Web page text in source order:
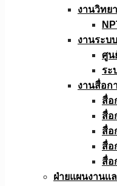
งานวิทย
งานระบ
ศูน
ระ
งานสื่อก
สื่อ
สื่อ
สื่อ
สื่อ
สื่อ
ฝ่ายแผนงานเ